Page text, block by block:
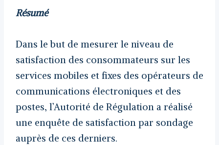
Résumé
Dans le but de mesurer le niveau de
satisfaction des consommateurs sur les
services mobiles et fixes des opérateurs de
communications électroniques et des
postes, l’Autorité de Régulation a réalisé
une enquête de satisfaction par sondage
auprès de ces derniers.